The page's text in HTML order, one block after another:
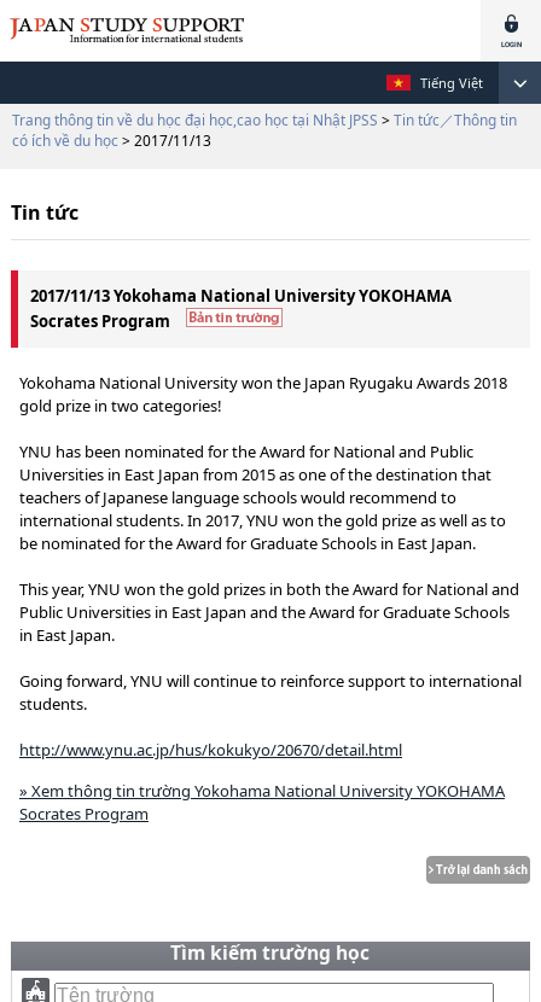
Tiếng Việt
Trang thông tin về du học đại học,cao học tại Nhật JPSS > Tin tức／Thông tin
có ích về du học > 2017/11/13
Tin tức
2017/11/13 Yokohama National University YOKOHAMA
Socrates Program
Yokohama National University won the Japan Ryugaku Awards 2018
gold prize in two categories!
YNU has been nominated for the Award for National and Public
Universities in East Japan from 2015 as one of the destination that
teachers of Japanese language schools would recommend to
international students. In 2017, YNU won the gold prize as well as to
be nominated for the Award for Graduate Schools in East Japan.
This year, YNU won the gold prizes in both the Award for National and
Public Universities in East Japan and the Award for Graduate Schools
in East Japan.
Going forward, YNU will continue to reinforce support to international
students.
http://www.ynu.ac.jp/hus/kokukyo/20670/detail.html
» Xem thông tin trường Yokohama National University YOKOHAMA
Socrates Program
Tìm kiếm trường học